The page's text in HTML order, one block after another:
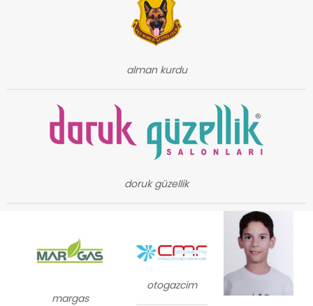
alman kurdu
doruk güzellik
margas
otogazcim